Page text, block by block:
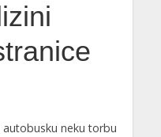
neku torbu